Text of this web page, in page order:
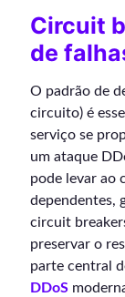
Circuit
de
O padrão de
circuito) é
serviço se
um ataque
pode levar ao
dependentes,
circuit
preservar o
parte central
DDoS